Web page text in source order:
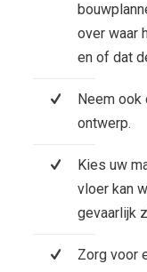
over waar
en of dat
Neem ook
ontwerp.
Kies uw
vloer kan
gevaarlijk
Zorg voor